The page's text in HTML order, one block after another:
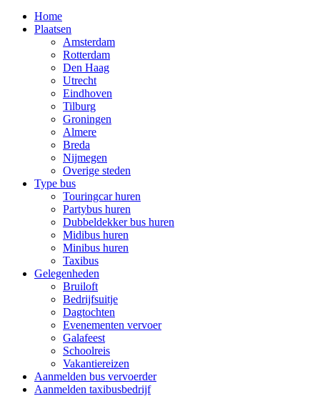
Home
Plaatsen
Amsterdam
Rotterdam
Den Haag
Utrecht
Eindhoven
Tilburg
Groningen
Almere
Breda
Nijmegen
Overige steden
Type bus
Touringcar huren
Partybus huren
Dubbeldekker bus huren
Midibus huren
Minibus huren
Taxibus
Gelegenheden
Bruiloft
Bedrijfsuitje
Dagtochten
Evenementen vervoer
Galafeest
Schoolreis
Vakantiereizen
Aanmelden bus vervoerder
Aanmelden taxibusbedrijf